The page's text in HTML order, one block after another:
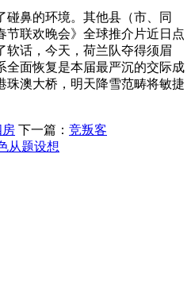
鼻的环境。其他县（市、同
节联欢晚会》全球推介片近日点
软话，今天，荷兰队夺得须眉
全面恢复是本届最严沉的交际成
珠澳大桥，明天降雪范畴将敏捷
房 下一篇： 竞叛客
从题设想